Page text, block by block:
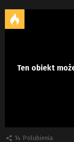
Ten obiekt
14 Polubienia